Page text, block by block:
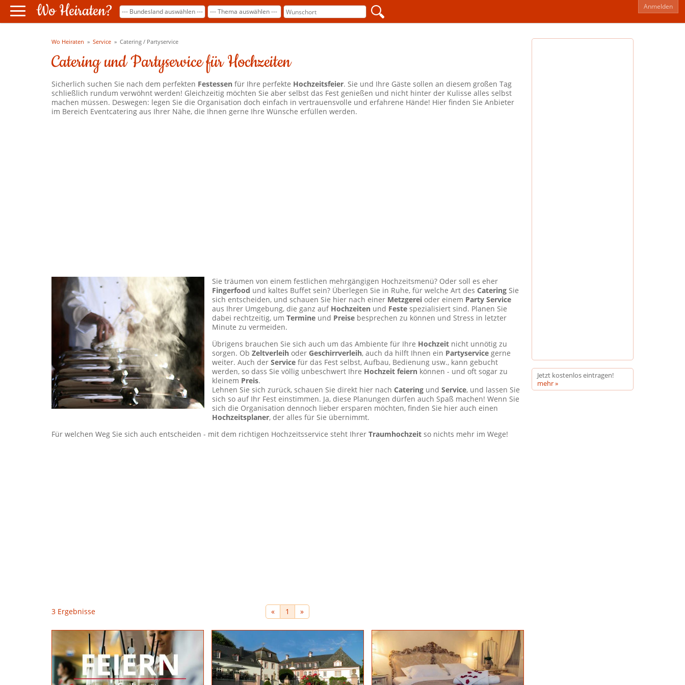
Wo Heiraten? Anmelden
Wo Heiraten » Service» Catering / Partyservice
Catering und Partyservice für Hochzeiten
Sicherlich suchen Sie nach dem perfekten Festessenfür Ihre perfekte Hochzeitsfeier. Sie und Ihre Gäste sollen an diesem großen Tag
schließlich rundum verwöhnt werden! Gleichzeitig möchten Sie aber selbst das Fest genießen und nicht hinter der Kulisse alles selbst
machen müssen. Deswegen: legen Sie die Organisation doch einfach in vertrauensvolle und erfahrene Hände! Hier finden Sie Anbieter
im Bereich Eventcatering aus Ihrer Nähe, die Ihnen gerne Ihre Wünsche erfüllen werden.
Sie träumen von einem festlichen mehrgängigen Hochzeitsmenü? Oder soll es eher
Fingerfood und kaltes Buffet sein? Überlegen Sie in Ruhe, für welche Art des CateringSie
sich entscheiden, und schauen Sie hier nach einer Metzgereioder einem Party Service
aus Ihrer Umgebung, die ganz auf Hochzeitenund Festespezialisiert sind. Planen Sie
dabei rechtzeitig, um Termineund Preisebesprechen zu können und Stress in letzter
Minute zu vermeiden.
Übrigens brauchen Sie sich auch um das Ambiente für Ihre Hochzeitnicht unnötig zu
sorgen. Ob Zeltverleihoder Geschirrverleih, auch da hilft Ihnen ein Partyservicegerne
weiter. Auch der Servicefür das Fest selbst, Aufbau, Bedienung usw., kann gebucht
werden, so dass Sie völlig unbeschwert Ihre Hochzeit feiernkönnen - und oft sogar zu
kleinem Preis.
Lehnen Sie sich zurück, schauen Sie direkt hier nach Cateringund Service, und lassen Sie
sich so auf Ihr Fest einstimmen. Ja, diese Planungen dürfen auch Spaß machen! Wenn Sie
sich die Organisation dennoch lieber ersparen möchten, finden Sie hier auch einen
Hochzeitsplaner, der alles für Sie übernimmt.
Für welchen Weg Sie sich auch entscheiden - mit dem richtigen Hochzeitsservice steht Ihrer Traumhochzeitso nichts mehr im Wege!
3 Ergebnisse « 1 »
Jetzt kostenlos eintragen!
mehr »